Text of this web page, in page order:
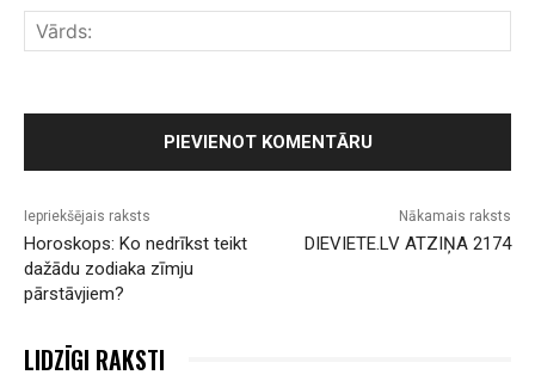
Iepriekšējais raksts
Horoskops: Ko nedrīkst teikt
dažādu zodiaka zīmju
pārstāvjiem?
Nākamais raksts
DIEVIETE.LV ATZIŅA 2174
LIDZĪGI RAKSTI